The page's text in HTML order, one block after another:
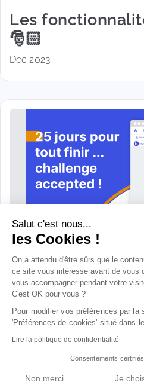
Salut c'est nous...
les Cookies !
On a attendu d'être sûrs que le
ce site vous intéresse avant de vous
vous accompagner pendant votre
C'est OK pour vous ?
Pour modifier vos préférences par la
'Préférences de cookies' situé dans
Lire la politique de confidentialité
Consentements
Non merci Je
Les
🎅🏻
Dec 2023
25 jours pour
challenge
Nov 2023